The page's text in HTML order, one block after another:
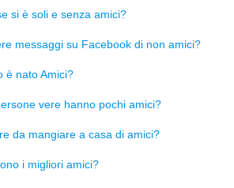
si è soli e senza amici?
messaggi su Facebook di non amici?
è nato Amici?
vere hanno pochi amici?
da mangiare a casa di amici?
i migliori amici?